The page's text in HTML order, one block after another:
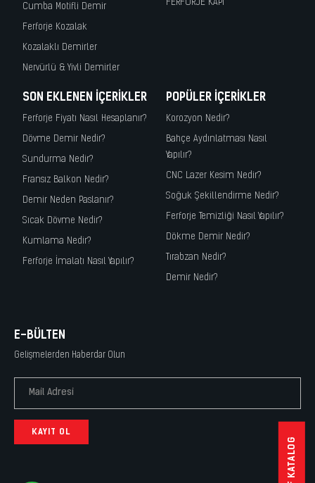
PDF KATALOG
Cumba Motifli Demir
Ferforje Kozalak
Kozalaklı Demirler
Nervürlü & Yivli Demirler
FERFORJE KAPI
SON EKLENEN İÇERIKLER
Ferforje Fiyatı Nasıl Hesaplanır?
Dövme Demir Nedir?
Sundurma Nedir?
Fransız Balkon Nedir?
Demir Neden Paslanır?
Sıcak Dövme Nedir?
Kumlama Nedir?
Ferforje İmalatı Nasıl Yapılır?
POPÜLER İÇERIKLER
Korozyon Nedir?
Bahçe Aydınlatması Nasıl
Yapılır?
CNC Lazer Kesim Nedir?
Soğuk Şekillendirme Nedir?
Ferforje Temizliği Nasıl Yapılır?
Dökme Demir Nedir?
Tırabzan Nedir?
Demir Nedir?
E-BÜLTEN
Gelişmelerden Haberdar Olun
KAYIT OL